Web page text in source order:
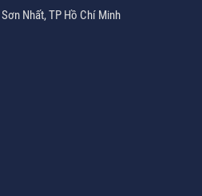
Nhất, TP Hồ Chí Minh